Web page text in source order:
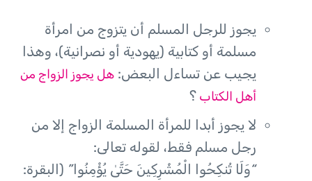
يجوز للرجل المسلم أن يتزوج من امرأة
مسلمة أو كتابية (يهودية أو نصرانية)، وهذا
يجيب عن تساءل البعض: هل يجوز الزواج من
أهل الكتاب ؟
لا يجوز أبدا للمرأة المسلمة الزواج إلا من
رجل مسلم فقط، لقوله تعالى:
“وَلَا تُنكِحُوا الْمُشْرِكِينَ حَتَّىٰ يُؤْمِنُوا” (البقرة: